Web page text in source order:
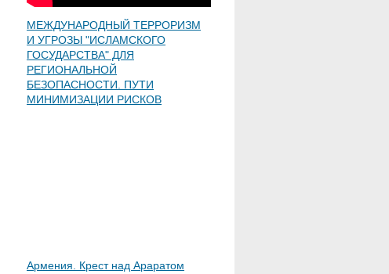
МЕЖДУНАРОДНЫЙ ТЕРРОРИЗМ
И УГРОЗЫ "ИСЛАМСКОГО
ГОСУДАРСТВА" ДЛЯ
РЕГИОНАЛЬНОЙ
БЕЗОПАСНОСТИ. ПУТИ
МИНИМИЗАЦИИ РИСКОВ
Армения. Крест над Араратом